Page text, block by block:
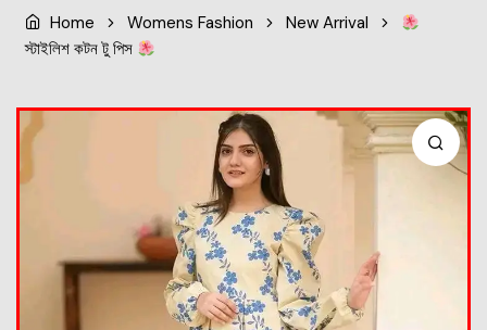
Womens Fashion
Dresses
New Arrival
Summer Collection
Home Womens Fashion
New Arrival
স্টাইলিশ কটন টু পিস